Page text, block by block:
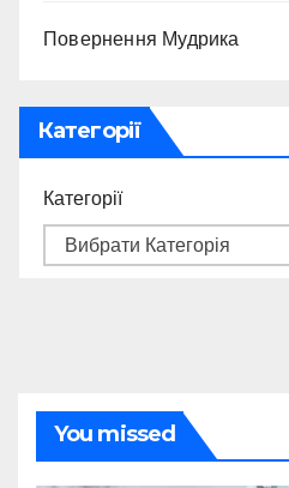
Повернення Мудрика
Категорії
Категорії
You missed